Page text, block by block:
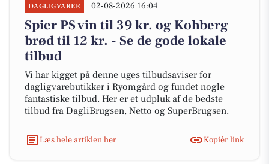
DAGLIGVARER 02-08-2026 16:04
Spier PS vin til 39 kr. og Kohberg
brød til 12 kr. - Se de gode lokale
tilbud
Vi har kigget på denne uges tilbudsaviser for
dagligvarebutikker i Ryomgård og fundet nogle
fantastiske tilbud. Her er et udpluk af de bedste
tilbud fra DagliBrugsen, Netto og SuperBrugsen.
Læs hele artiklen her Kopiér link